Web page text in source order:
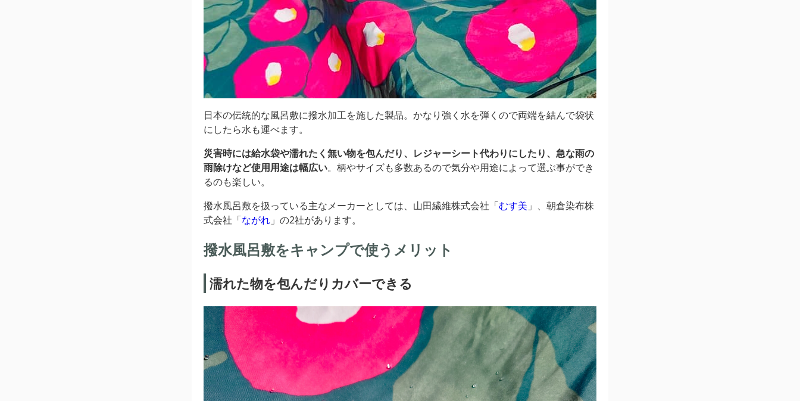
日本の伝統的な風呂敷に撥水加工を施した製品。かなり強く水を弾くので両端を結んで袋状
にしたら水も運べます。
災害時には給水袋や濡れたく無い物を包んだり、レジャーシート代わりにしたり、急な雨の
雨除けなど使用用途は幅広い。柄やサイズも多数あるので気分や用途によって選ぶ事ができ
るのも楽しい。
撥水風呂敷を扱っている主なメーカーとしては、山田繊維株式会社「むす美 」、朝倉染布株
式会社「ながれ 」の2社があります。
撥水風呂敷をキャンプで使うメリット
濡れた物を包んだりカバーできる